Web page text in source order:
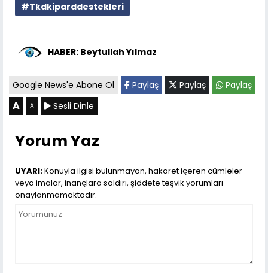
#Tkdkiparddestekleri
HABER: Beytullah Yılmaz
Google News'e Abone Ol Paylaş Paylaş Paylaş
A A Sesli Dinle
Yorum Yaz
UYARI:Konuyla ilgisi bulunmayan, hakaret içeren cümleler
veya imalar, inançlara saldırı, şiddete teşvik yorumları
onaylanmamaktadır.